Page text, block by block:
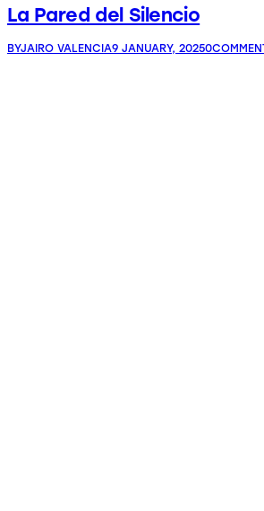
La Pared del Silencio
BYJAIRO VALENCIA9 JANUARY, 20250